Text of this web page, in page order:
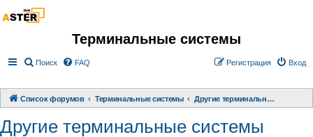
Терминальные системы
Поиск FAQ Вход
Регистрация
Список форумов Терминальные системы Другие терминальные системы
Другие терминальные системы